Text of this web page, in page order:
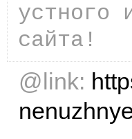
устного
сайта!
@link: